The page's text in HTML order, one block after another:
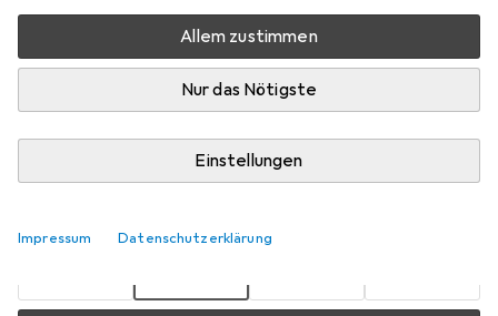
Allem zustimmen
Nur das Nötigste
Einstellungen
Impressum Datenschutzerklärung
Zwischen Fr, 21.8. und Fr, 28.8. geliefert
Mehr als 10 Stück an Lager beim Lieferanten
Benachrichtigen, wenn schneller verfügbar
EUR
8,44
pro Stück
EUR
7,28
pro Stück
EUR
6,75
pro Stück